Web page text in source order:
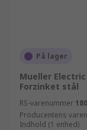
På lager
Mueller
Forzinket stål
RS-varenummer
Producentens
Indhold (1 enhed)